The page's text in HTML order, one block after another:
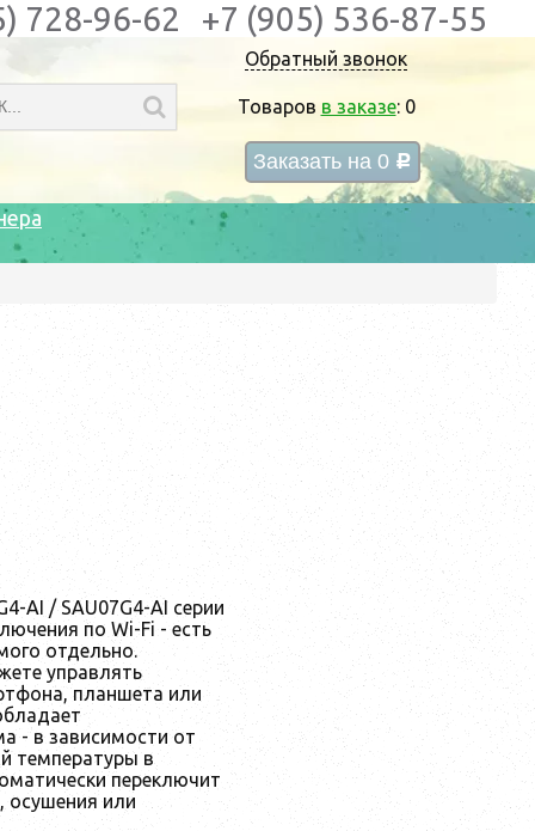
Обратный звонок
Товаров в заказе: 0
Заказать на 0 c
728-96-62 +7 (905) 536-87-55
AI / SAU07G4-AI серии
по Wi-Fi - есть
отдельно.
управлять
планшета или
- в зависимости от
температуры в
переключит
осушения или